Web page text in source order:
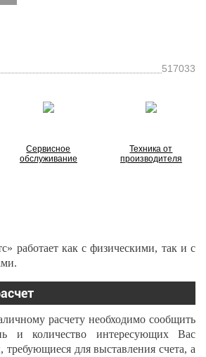
517033
Сервисное
обслуживание
Техника от
производителя
работает как с физическими, так и с
расчету необходимо сообщить
и количество интересующих Вас
для выставления счета, а